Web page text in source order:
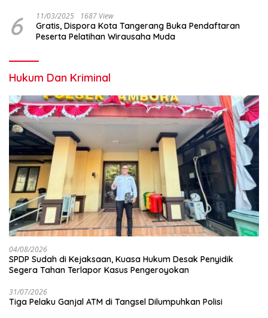
6 11/03/2025 1687 View
Gratis, Dispora Kota Tangerang Buka Pendaftaran
Peserta Pelatihan Wirausaha Muda
Hukum Dan Kriminal
04/08/2026
SPDP Sudah di Kejaksaan, Kuasa Hukum Desak Penyidik
Segera Tahan Terlapor Kasus Pengeroyokan
31/07/2026
Tiga Pelaku Ganjal ATM di Tangsel Dilumpuhkan Polisi